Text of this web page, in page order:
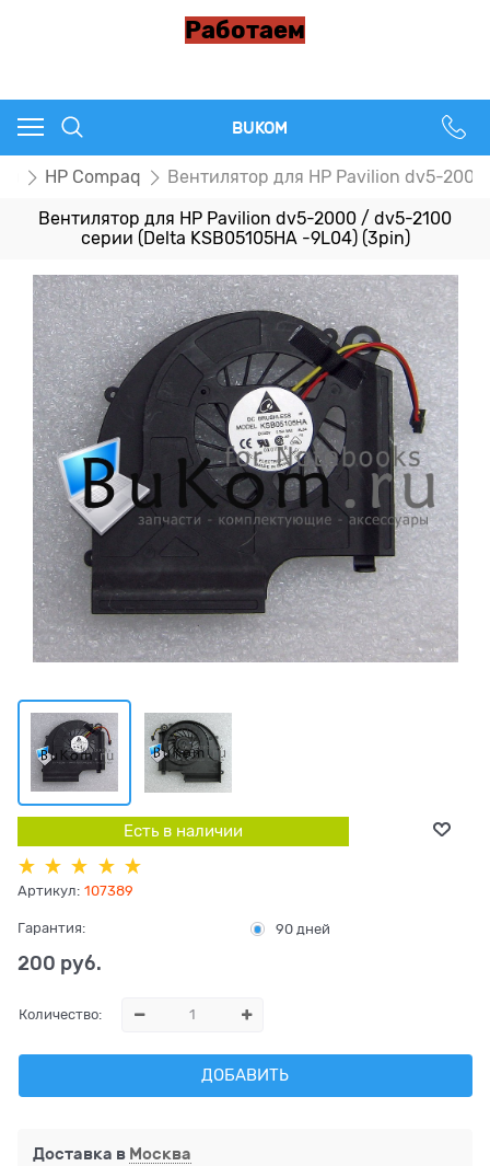
Работаем
BUKOM
HP Compaq Вентилятор для HP Pavilion dv5-
Вентилятор для HP Pavilion dv5-2000 / dv5-2100
серии (Delta KSB05105HA -9L04) (3pin)
Есть в наличии
Артикул: 107389
Гарантия: 90 дней
200 руб.
Количество:
ДОБАВИТЬ
Доставка в Москва